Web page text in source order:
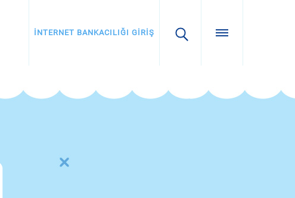
İNTERNET BANKACILIĞI GİRİŞ